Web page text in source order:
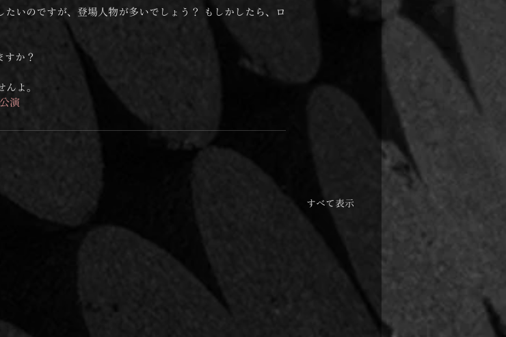
いのですが、登場人物が多いでしょう？ もしかしたら、ロ
すか？
よ。
演
すべて表示